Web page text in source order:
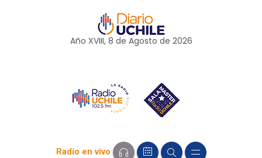
Año XVIII, 8 de Agosto de 2026
Radio en vivo